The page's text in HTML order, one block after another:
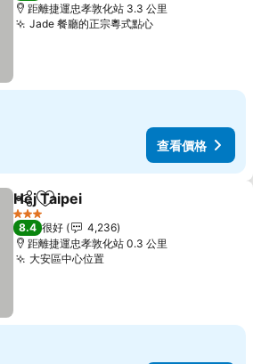
距離捷運忠孝敦化站 3.3 公里
Jade 餐廳的正宗粵式點心查看價格
查看價格
分享 放到收藏夾
Hej Taipei
3 星級
8.4 很好
4,236
距離捷運忠孝敦化站 0.3 公里
大安區中心位置查看價格